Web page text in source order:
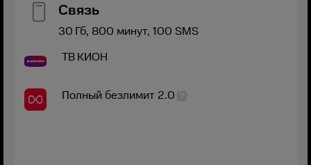
Связь
30 Гб, 800 минут, 100 SMS
ТВКИОН
Полный безлимит 2.0